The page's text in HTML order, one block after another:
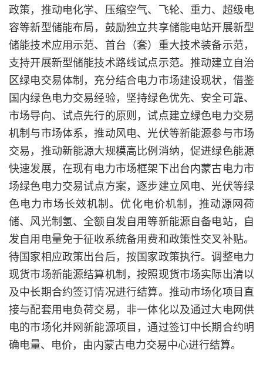
政策，推动电化学、压缩空气、飞轮、重力、超级电
容等新型储能布局，鼓励独立共享储能电站开展新型
储能技术应用示范、首台（套）重大技术装备示范，
支持开展新型储能技术路线试点示范。推动建立自治
区绿电交易体制，充分结合电力市场建设现状，借鉴
国内绿色电力交易经验，坚持绿色优先、安全可靠、
市场导向、试点先行的原则，试点建立绿色电力交易
机制与市场体系，推动风电、光伏等新能源参与市场
交易，推动新能源大规模高比例消纳，促进绿色能源
快速发展，在现有电力市场框架下出台内蒙古电力市
场绿色电力交易试点方案，逐步建立风电、光伏等绿
色电力市场长效机制。优化电价机制，推动源网荷
储、风光制氢、全额自发自用等新能源自备电站，自
发自用电量免于征收系统备用费和政策性交叉补贴。
待国家相应政策出台后，按国家政策执行。调整电力
现货市场新能源结算机制，按照现货市场实际出清以
及中长期合约签订情况进行结算。推动市场化项目直
接与配套用电负荷交易，非一体化以及通过大电网供
电的市场化并网新能源项目，通过签订中长期合约明
确电量、电价，由内蒙古电力交易中心进行结算。